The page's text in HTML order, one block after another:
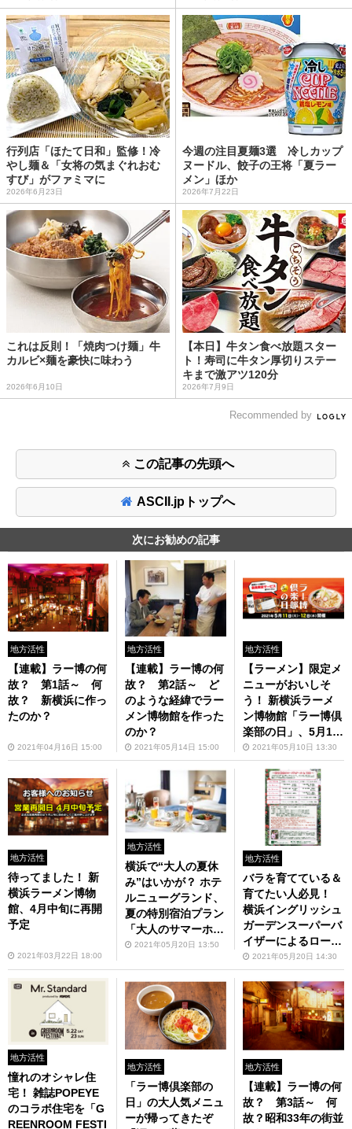
行列店「ほたて日和」監修！冷
やし麺＆「女将の気まぐれおむ
すび」がファミマに
2026年6月23日
今週の注目夏麺3選 冷しカップ
ヌードル、餃子の王将「夏ラー
メン」ほか
2026年7月22日
これは反則！「焼肉つけ麺」牛
カルビ×麺を豪快に味わう
2026年6月10日
【本日】牛タン食べ放題スター
ト！寿司に牛タン厚切りステー
キまで激アツ120分
2026年7月9日
Recommended by
この記事の先頭へ
ASCII.jpトップへ
次にお勧めの記事
地方活性
【連載】ラー博の何
故？ 第1話～ 何
故？ 新横浜に作っ
たのか？
2021年04月16日 15:00
地方活性
【連載】ラー博の何
故？ 第2話～ ど
のような経緯でラー
メン博物館を作った
のか？
2021年05月14日 15:00
地方活性
【ラーメン】限定メ
ニューがおいしそ
う！ 新横浜ラーメ
ン博物館「ラー博倶
楽部の日」、5月11
日から開催
2021年05月10日 13:30
地方活性
待ってました！ 新
横浜ラーメン博物
館、4月中旬に再開
予定
2021年03月22日 18:00
地方活性
横浜で“大人の夏休
み”はいかが？ ホテ
ルニューグランド、
夏の特別宿泊プラン
「大人のサマーホリ
デー」7月15日から
2021年05月20日 13:50
地方活性
バラを育てている＆
育てたい人必見！
横浜イングリッシュ
ガーデンスーパーバ
イザーによるローズ
スクールを開催
2021年05月20日 14:30
地方活性
憧れのオシャレ住
宅！ 雑誌POPEYE
のコラボ住宅を「G
REENROOM FESTI
地方活性
「ラー博倶楽部の
日」の大人気メニュ
ーが帰ってきたぞ
地方活性
【連載】ラー博の何
故？ 第3話～ 何
故？昭和33年の街並